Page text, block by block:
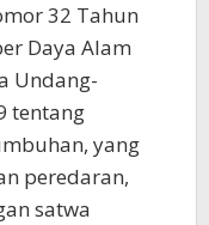
32 Tahun
Daya Alam
Undang-
tentang
yang
peredaran,
satwa